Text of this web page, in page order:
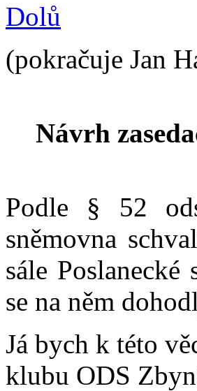
Dolů
(pokračuje Jan
Návrh
Podle § 52
sněmovna
sále
se na něm
Já bych k této
klubu ODS